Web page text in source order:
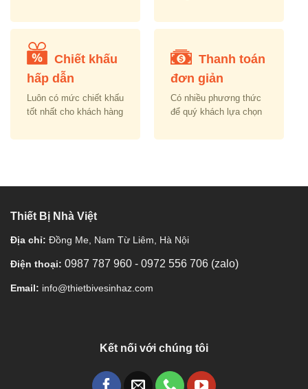
Chiết khấu
hấp dẫn
Luôn có mức chiết khấu
tốt nhất cho khách hàng
Thanh toán
đơn giản
Có nhiều phương thức
để quý khách lựa chọn
Thiết Bị Nhà Việt
Địa chỉ: Đồng Me, Nam Từ Liêm, Hà Nội
Điện thoại: 0987 787 960 - 0972 556 706 (zalo)
Email: info@thietbivesinhaz.com
Kết nối với chúng tôi